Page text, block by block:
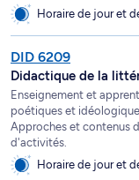
Horaire de jour et
DID 6209
Didactique de la
Enseignement et
poétiques et
Approches et contenus
d'activités.
Horaire de jour et